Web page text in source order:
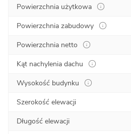
Powierzchnia użytkowa
Powierzchnia zabudowy
Powierzchnia netto
Kąt nachylenia dachu
Wysokość budynku
Szerokość elewacji
Długość elewacji